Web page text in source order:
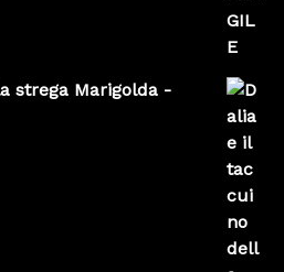
strega Marigolda -